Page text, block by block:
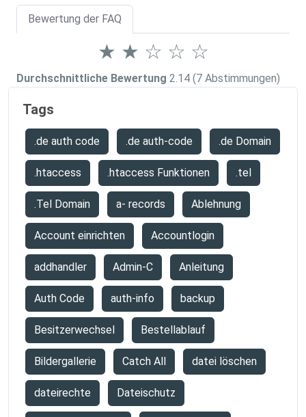
Bewertung der FAQ
☆
☆
☆
★
★
Durchschnittliche Bewertung 2.14 (7 Abstimmungen)
Tags
.de auth code .de auth-code .de Domain
.htaccess .htaccess Funktionen .tel
.Tel Domain a- records Ablehnung
Account einrichten Accountlogin
addhandler Admin-C Anleitung
Auth Code auth-info backup
Besitzerwechsel Bestellablauf
Bildergallerie Catch All datei löschen
dateirechte Dateischutz